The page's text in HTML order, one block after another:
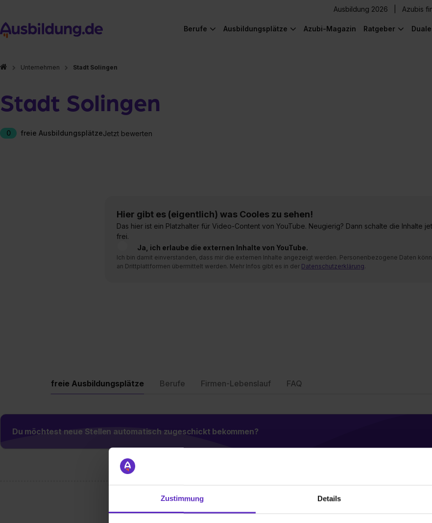
Zustimmung Details
Ausbildung 2026 Azubis
Berufe Ausbildungsplätze Azubi-Magazin Ratgeber
Unternehmen Stadt Solingen
Stadt Solingen
0 freie AusbildungsplätzeJetzt bewerten
Hier gibt es (eigentlich) was Cooles zu sehen!
Das hier ist ein Platzhalter für Video-Content von YouTube. Neugierig? Dann schalte die Inhalte
frei.
Ja, ich erlaube die externen Inhalte von YouTube.
Ich bin damit einverstanden, dass mir die externen Inhalte angezeigt werden. Personenbezogene Daten
an Drittplattformen übermittelt werden. Mehr Infos gibt es in der Datenschutzerklärung.
freie Ausbildungsplätze Berufe Firmen-Lebenslauf FAQ
Du möchtest neue Stellen automatisch zugeschickt bekommen?